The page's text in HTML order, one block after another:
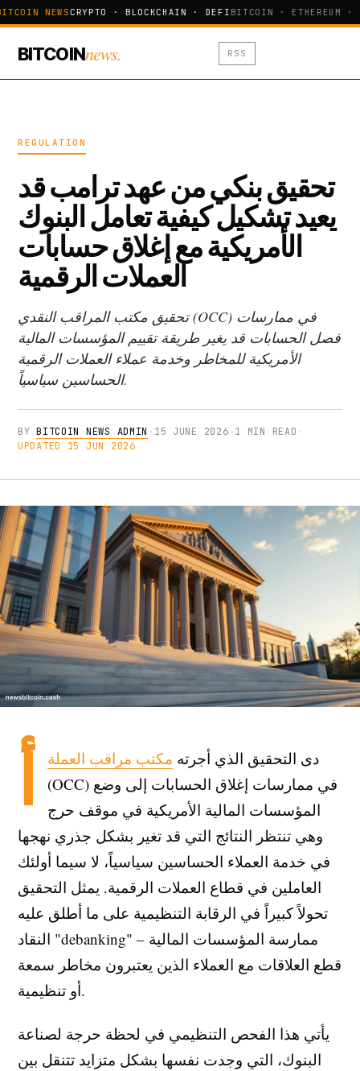
NEWSCRYPTO · BLOCKCHAIN · DEFIBITCOIN · ETHEREUM ·
BITCOINnews. RSS
REGULATION
تحقيق بنكي من عهد ترامب قد
يعيد تشكيل كيفية تعامل البنوك
الأمريكية مع إغلاق حسابات
العملات الرقمية
تحقيق مكتب المراقب النقدي (OCC) في ممارسات
فصل الحسابات قد يغير طريقة تقييم المؤسسات المالية
الأمريكية للمخاطر وخدمة عملاء العملات الرقمية
الحساسين سياسياً.
BYBITCOIN NEWS ADMIN · 15 JUNE 2026 ·1 MIN READ ·
UPDATED 15 JUN 2026
أ دى التحقيق الذي أجرته مكتب مراقب العملة
(OCC) في ممارسات إغلاق الحسابات إلى وضع
المؤسسات المالية الأمريكية في موقف حرج
وهي تنتظر النتائج التي قد تغير بشكل جذري نهجها
في خدمة العملاء الحساسين سياسياً، لا سيما أولئك
العاملين في قطاع العملات الرقمية. يمثل التحقيق
تحولاً كبيراً في الرقابة التنظيمية على ما أطلق عليه
النقاد "debanking" – ممارسة المؤسسات المالية
قطع العلاقات مع العملاء الذين يعتبرون مخاطر سمعة
أو تنظيمية.
يأتي هذا الفحص التنظيمي في لحظة حرجة لصناعة
البنوك، التي وجدت نفسها بشكل متزايد تتنقل بين